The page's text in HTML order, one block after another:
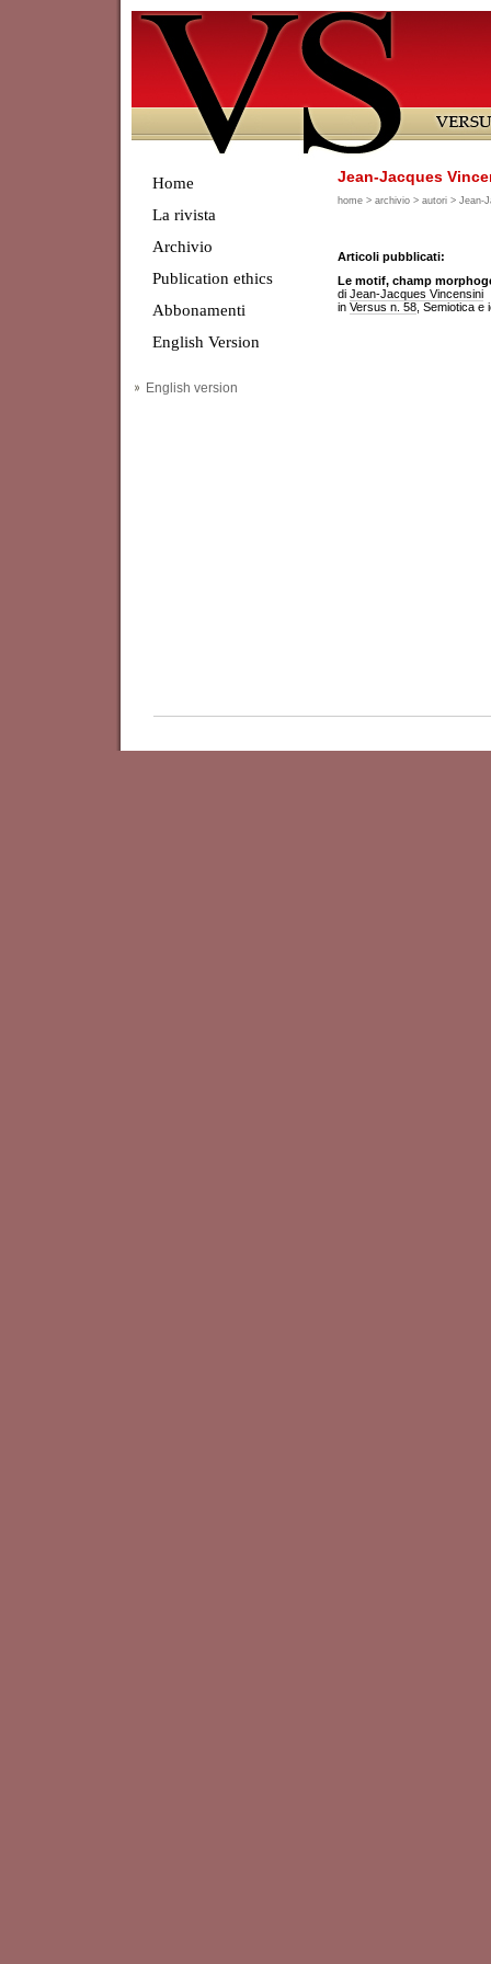
Home
La rivista
Archivio
Publication ethics
Abbonamenti
English Version
English version
Jean-Jacques
home > archivio > autori > Jean-
Articoli pubblicati:
Le motif, champ
di Jean-Jacques Vincensini
in Versus n. 58 , Semiotica